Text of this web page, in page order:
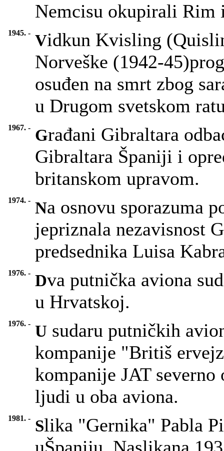
Nemcisu okupirali Rim
1945. - Vidkun Kvisling
Norveške (1942-
osuđen na smrt zbog
u Drugom svetskom
1967. - Građani Gibraltara
Gibraltara Španiji i
britanskom upravom.
1974. - Na osnovu sporazuma
jepriznala nezavisnost
predsednika Luisa
1976. - Dva putnička aviona
u Hrvatskoj.
1976. - U sudaru putničkih
kompanije "Britiš
kompanije JAT
ljudi u oba aviona.
1981. - Slika "Gernika" Pabla